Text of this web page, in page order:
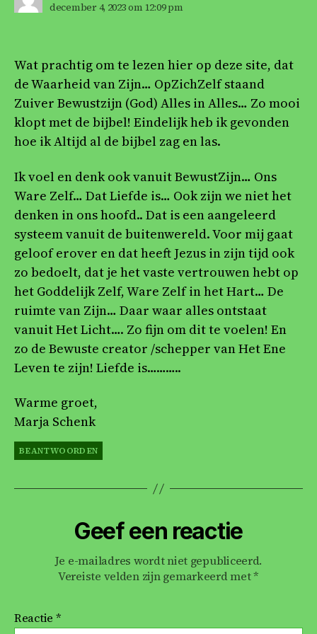
december 4, 2023 om 12:09 pm
Wat prachtig om te lezen hier op deze site, dat
de Waarheid van Zijn… OpZichZelf staand
Zuiver Bewustzijn (God) Alles in Alles… Zo mooi
klopt met de bijbel! Eindelijk heb ik gevonden
hoe ik Altijd al de bijbel zag en las.
Ik voel en denk ook vanuit BewustZijn… Ons
Ware Zelf… Dat Liefde is… Ook zijn we niet het
denken in ons hoofd.. Dat is een aangeleerd
systeem vanuit de buitenwereld. Voor mij gaat
geloof erover en dat heeft Jezus in zijn tijd ook
zo bedoelt, dat je het vaste vertrouwen hebt op
het Goddelijk Zelf, Ware Zelf in het Hart… De
ruimte van Zijn… Daar waar alles ontstaat
vanuit Het Licht…. Zo fijn om dit te voelen! En
zo de Bewuste creator /schepper van Het Ene
Leven te zijn! Liefde is………..
Warme groet,
Marja Schenk
BEANTWOORDEN
Geef een reactie
Je e-mailadres wordt niet gepubliceerd.
Vereiste velden zijn gemarkeerd met*
Reactie *